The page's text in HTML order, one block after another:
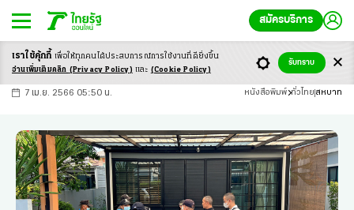
สมัครบริการ
-ก ก ก+
7 เม.ย. 2566 05:50 น. หนังสือพิมพ์ ทั่วไทย สหบาท
เราใช้คุ้กกี้ เพื่อให้ทุกคนได้ประสบการณ์การใช้งานที่ดียิ่งขึ้น
อ่านเพิ่มเติมคลิก (Privacy Policy) และ (Cookie Policy)
รับทราบ